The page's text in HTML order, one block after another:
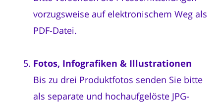
vorzugsweise auf elektronischem Weg als
PDF-Datei.
Fotos, Infografiken & Illustrationen
Bis zu drei Produktfotos senden Sie bitte
als separate und hochaufgelöste JPG-